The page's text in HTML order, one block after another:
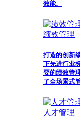
效能。
绩效管理
打造的创新
下先进行业
要的绩效管
了全场景式
人才管理